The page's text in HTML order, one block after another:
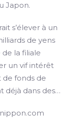
Japon.
s’élever à un
de yens
de la filiale
un vif intérêt
fonds de
déjà dans des…